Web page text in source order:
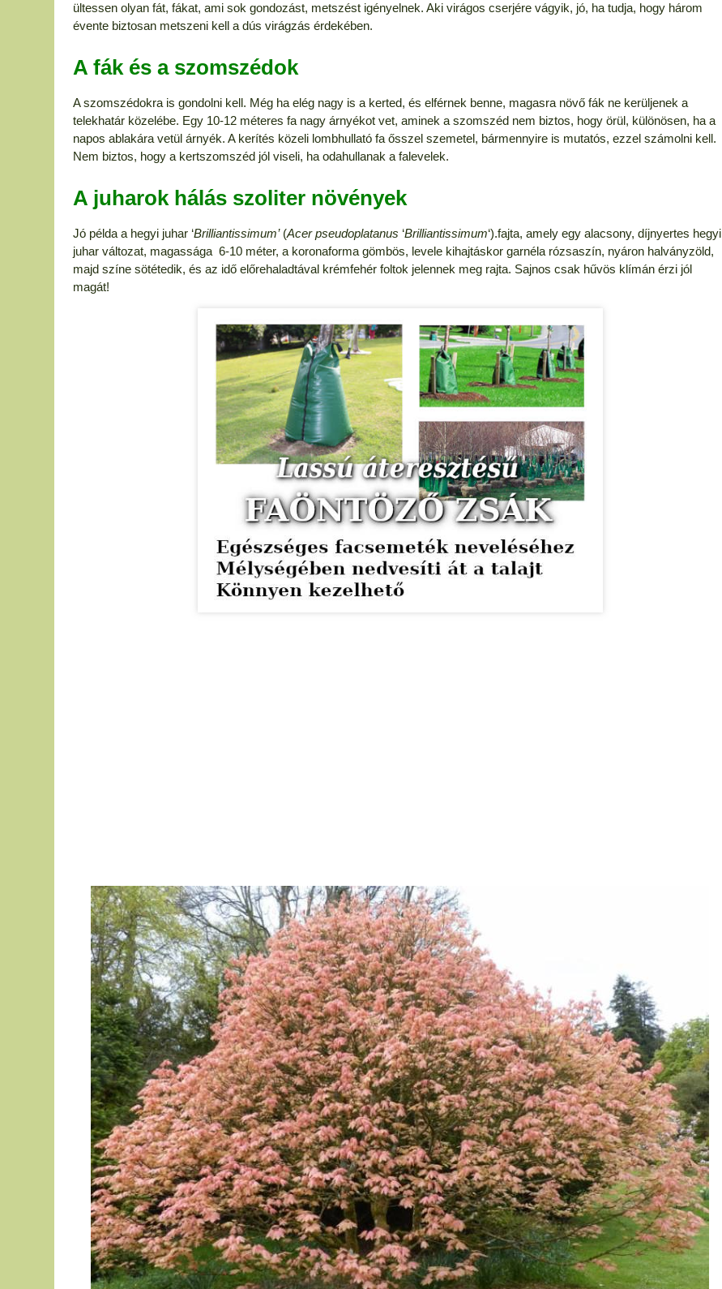
ültessen olyan fát, fákat, ami sok gondozást, metszést igényelnek. Aki virágos cserjére vágyik, jó, ha tudja, hogy három
évente biztosan metszeni kell a dús virágzás érdekében.
A fák és a szomszédok
A szomszédokra is gondolni kell. Még ha elég nagy is a kerted, és elférnek benne, magasra növő fák ne kerüljenek a
telekhatár közelébe. Egy 10-12 méteres fa nagy árnyékot vet, aminek a szomszéd nem biztos, hogy örül, különösen, ha a
napos ablakára vetül árnyék. A kerítés közeli lombhullató fa ősszel szemetel, bármennyire is mutatós, ezzel számolni kell.
Nem biztos, hogy a kertszomszéd jól viseli, ha odahullanak a falevelek.
A juharok hálás szoliter növények
Jó példa a hegyi juhar ‘Brilliantissimum’(Acer pseudoplatanus ‘Brilliantissimum‘).fajta, amely egy alacsony, díjnyertes hegyi
juhar változat, magassága 6-10 méter, a koronaforma gömbös, levele kihajtáskor garnéla rózsaszín, nyáron halványzöld,
majd színe sötétedik, és az idő előrehaladtával krémfehér foltok jelennek meg rajta. Sajnos csak hűvös klímán érzi jól
magát!